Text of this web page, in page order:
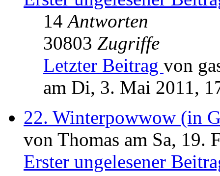
14Antworten
30803 Zugriffe
Letzter Beitrag von
am Di, 3. Mai 2011,
22. Winterpowwow (in
von Thomas am Sa, 19.
Erster ungelesener